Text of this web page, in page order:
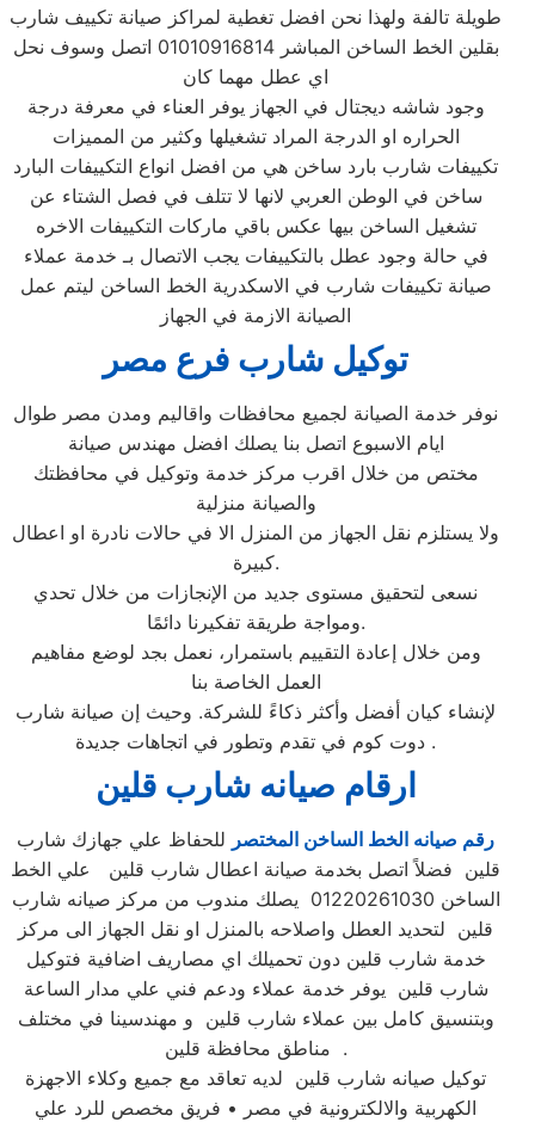
طويلة تالفة ولهذا نحن افضل تغطية لمراكز صيانة تكييف شارب
بقلين الخط الساخن المباشر 01010916814 اتصل وسوف نحل
اي عطل مهما كان
وجود شاشه ديجتال في الجهاز يوفر العناء في معرفة درجة
الحراره او الدرجة المراد تشغيلها وكثير من المميزات
تكييفات شارب بارد ساخن هي من افضل انواع التكييفات البارد
ساخن في الوطن العربي لانها لا تتلف في فصل الشتاء عن
تشغيل الساخن بيها عكس باقي ماركات التكييفات الاخره
في حالة وجود عطل بالتكييفات يجب الاتصال بـ خدمة عملاء
صيانة تكييفات شارب في الاسكدرية الخط الساخن ليتم عمل
الصيانة الازمة في الجهاز
توكيل شارب فرع مصر
نوفر خدمة الصيانة لجميع محافظات واقاليم ومدن مصر طوال
ايام الاسبوع اتصل بنا يصلك افضل مهندس صيانة
مختص من خلال اقرب مركز خدمة وتوكيل في محافظتك
والصيانة منزلية
ولا يستلزم نقل الجهاز من المنزل الا في حالات نادرة او اعطال
كبيرة.
نسعى لتحقيق مستوى جديد من الإنجازات من خلال تحدي
ومواجة طريقة تفكيرنا دائمًا.
ومن خلال إعادة التقييم باستمرار، نعمل بجد لوضع مفاهيم
العمل الخاصة بنا
لإنشاء كيان أفضل وأكثر ذكاءً للشركة. وحيث إن صيانة شارب
دوت كوم في تقدم وتطور في اتجاهات جديدة .
ارقام صيانه شارب قلين
رقم صيانه الخط الساخن المختصر للحفاظ علي جهازك شارب
قلين فضلاً اتصل بخدمة صيانة اعطال شارب قلين علي الخط
الساخن 01220261030 يصلك مندوب من مركز صيانه شارب
قلين لتحديد العطل واصلاحه بالمنزل او نقل الجهاز الى مركز
خدمة شارب قلين دون تحميلك اي مصاريف اضافية فتوكيل
شارب قلين يوفر خدمة عملاء ودعم فني علي مدار الساعة
وبتنسيق كامل بين عملاء شارب قلين و مهندسينا في مختلف
مناطق محافظة قلين .
توكيل صيانه شارب قلين لديه تعاقد مع جميع وكلاء الاجهزة
الكهربية والالكترونية في مصر • فريق مخصص للرد علي